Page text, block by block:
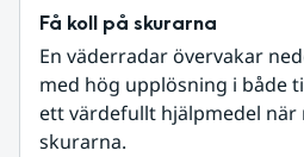
Få koll på skurarna
En väderradar övervakar
med hög upplösning i både
ett värdefullt hjälpmedel när
skurarna.